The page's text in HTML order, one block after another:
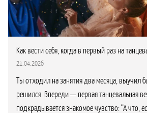
Как вести себя, когда в первый раз на
21.04.2026
Ты отходил на занятия два месяца, выучил
решился. Впереди — первая танцевальная
подкрадывается знакомое чувство: “А что,